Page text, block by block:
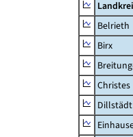
Belrieth
Birx
Christes
Dillstädt